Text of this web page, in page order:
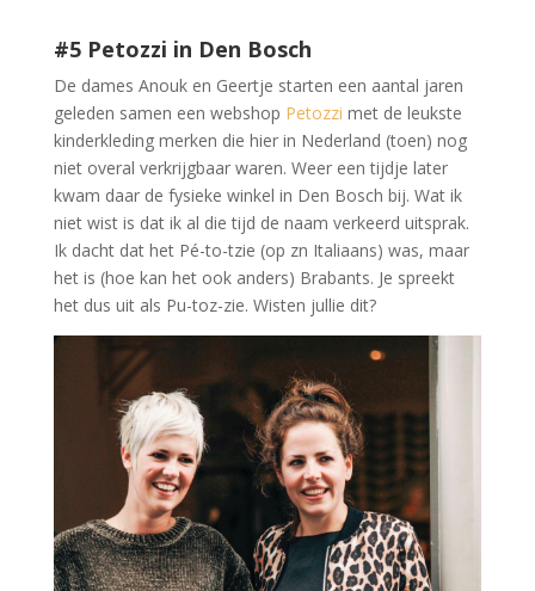
#5 Petozzi in Den Bosch
De dames Anouk en Geertje starten een aantal jaren
geleden samen een webshop Petozzi met de leukste
kinderkleding merken die hier in Nederland (toen) nog
niet overal verkrijgbaar waren. Weer een tijdje later
kwam daar de fysieke winkel in Den Bosch bij. Wat ik
niet wist is dat ik al die tijd de naam verkeerd uitsprak.
Ik dacht dat het Pé-to-tzie (op zn Italiaans) was, maar
het is (hoe kan het ook anders) Brabants. Je spreekt
het dus uit als Pu-toz-zie. Wisten jullie dit?